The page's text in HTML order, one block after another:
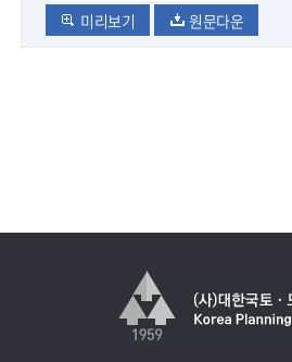
미리보기 원문다운